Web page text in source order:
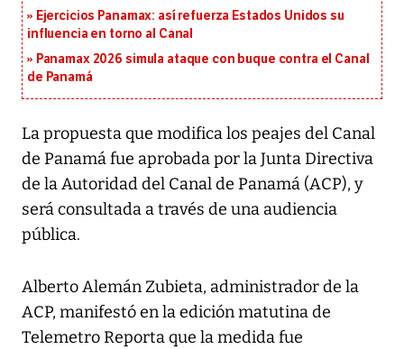
Ejercicios Panamax: así refuerza Estados Unidos su
influencia en torno al Canal
Panamax 2026 simula ataque con buque contra el Canal
de Panamá
La propuesta que modifica los peajes del Canal
de Panamá fue aprobada por la Junta Directiva
de la Autoridad del Canal de Panamá (ACP), y
será consultada a través de una audiencia
pública.
Alberto Alemán Zubieta, administrador de la
ACP, manifestó en la edición matutina de
Telemetro Reporta que la medida fue